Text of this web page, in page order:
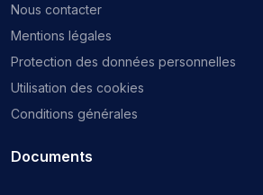
Nous contacter
Mentions légales
Protection des données personnelles
Utilisation des cookies
Conditions générales
Documents